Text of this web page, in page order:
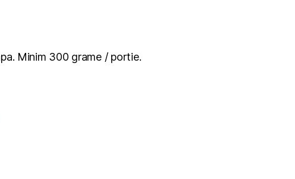
Minim 300 grame / portie.